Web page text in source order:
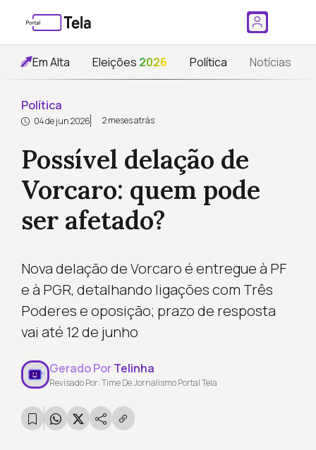
Em Alta Eleições 2026 Política Notícias
Política
04 de jun 2026 2 meses atrás
Possível delação de
Vorcaro: quem pode
ser afetado?
Nova delação de Vorcaro é entregue à PF
e à PGR, detalhando ligações com Três
Poderes e oposição; prazo de resposta
vai até 12 de junho
Gerado PorTelinha
Revisado Por: Time De Jornalismo Portal Tela